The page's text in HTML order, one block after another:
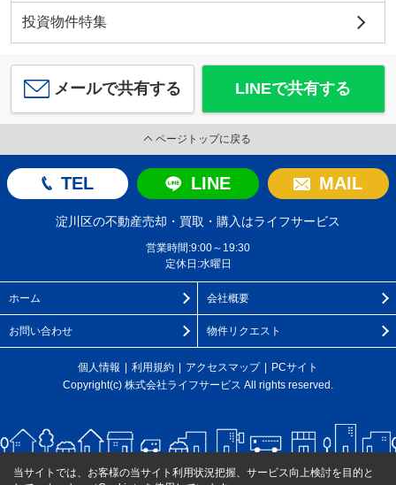
投資物件特集
メールで共有する LINEで共有する
ページトップに戻る
TEL LINE MAIL
淀川区の不動産売却・買取・購入はライフサービス
営業時間:9:00～19:30
定休日:水曜日
ホーム 会社概要
お問い合わせ 物件リクエスト
個人情報 利用規約 アクセスマップ
PCサイト
Copyright(c) 株式会社ライフサービス All rights reserved.
当サイトでは、お客様の当サイト利用状況把握、サービス向上検討を目的と